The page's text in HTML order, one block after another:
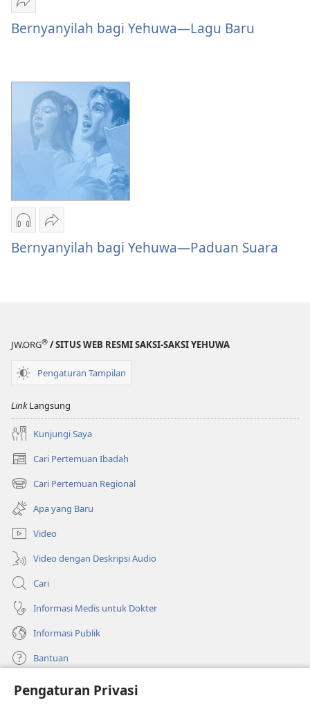
Pengaturan Privasi
Bagikan
Bernyanyilah
bagi
Lagu
Baru
Bernyanyilah bagi Yehuwa​—Lagu Baru
Pilihan
download
audio
Paduan
Suara
Bagikan
Bernyanyilah
bagi
Bernyanyilah bagi Yehuwa—Paduan Suara
JW.ORG® / SITUS WEB RESMI SAKSI-SAKSI YEHUWA
Pengaturan Tampilan
LinkLangsung
Kunjungi Saya
Cari Pertemuan Ibadah
(terbuka
di
window
baru)
Cari Pertemuan Regional
(terbuka
di
window
baru)
Apa yang Baru
Video
Video dengan Deskripsi Audio
Cari
Informasi Medis untuk Dokter
Informasi Publik
Bantuan
Sumbangan
(terbuka